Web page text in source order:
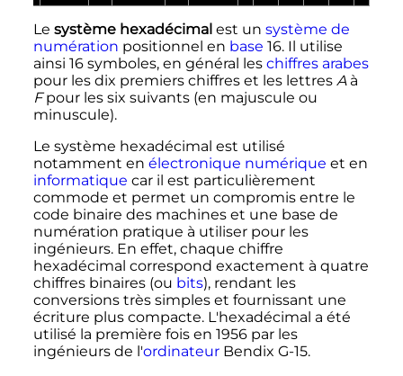
Le système hexadécimalest un système de
numération positionnel en base 16. Il utilise
ainsi 16 symboles, en général les chiffres arabes
pour les dix premiers chiffres et les lettres Aà
Fpour les six suivants (en majuscule ou
minuscule).
Le système hexadécimal est utilisé
notamment en électronique numérique et en
informatique car il est particulièrement
commode et permet un compromis entre le
code binaire des machines et une base de
numération pratique à utiliser pour les
ingénieurs. En effet, chaque chiffre
hexadécimal correspond exactement à quatre
chiffres binaires (ou bits), rendant les
conversions très simples et fournissant une
écriture plus compacte. L'hexadécimal a été
utilisé la première fois en 1956 par les
ingénieurs de l'ordinateurBendix G-15.